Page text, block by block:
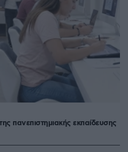
πανεπιστημιακής εκπαίδευσης